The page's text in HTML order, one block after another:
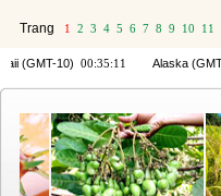
Trang 1 2 3 4 5 6 7 8 9 10 11